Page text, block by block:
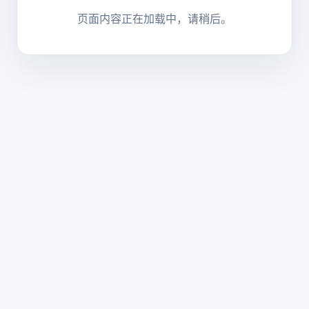
页面内容正在加载中，请稍后。